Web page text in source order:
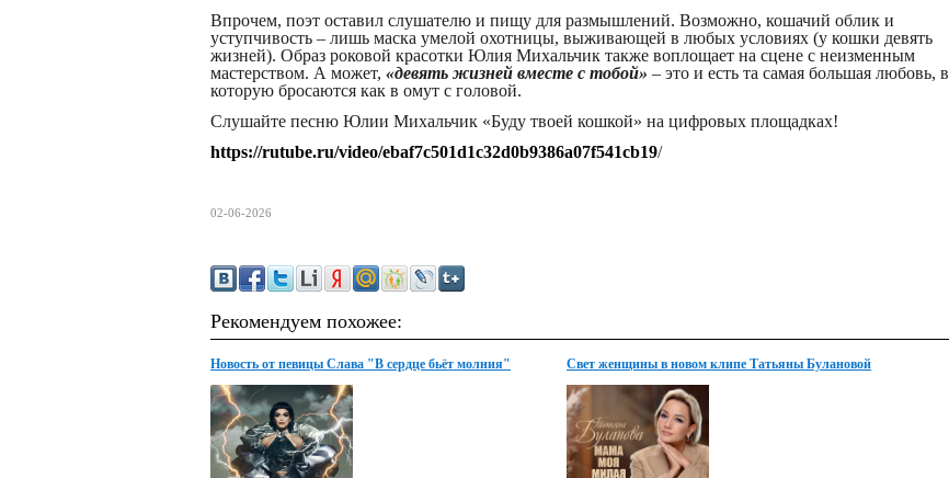
Впрочем, поэт оставил слушателю и пищу для размышлений. Возможно, кошачий облик и
уступчивость – лишь маска умелой охотницы, выживающей в любых условиях (у кошки девять
жизней). Образ роковой красотки Юлия Михальчик также воплощает на сцене с неизменным
мастерством. А может, «девять жизней вместе с тобой» – это и есть та самая большая любовь, в
которую бросаются как в омут с головой.
Слушайте песню Юлии Михальчик «Буду твоей кошкой» на цифровых площадках!
https://rutube.ru/video/ebaf7c501d1c32d0b9386a07f541cb19/
02-06-2026
Рекомендуем похожее:
Новость от певицы Слава "В сердце бьёт молния"
Свет женщины в новом клипе Татьяны Булановой